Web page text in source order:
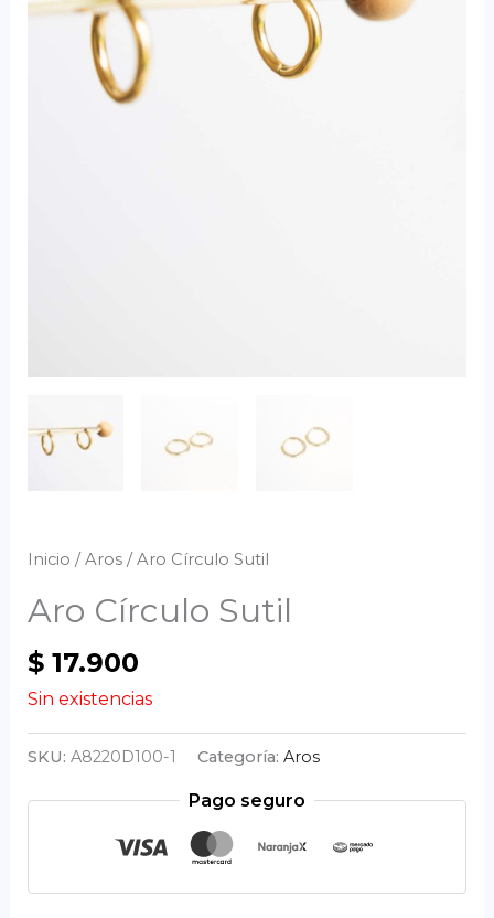
Inicio / Aros/ Aro Círculo Sutil
Aro Círculo Sutil
$17.900
Sin existencias
SKU: A8220D100-1 Categoría: Aros
Pago seguro